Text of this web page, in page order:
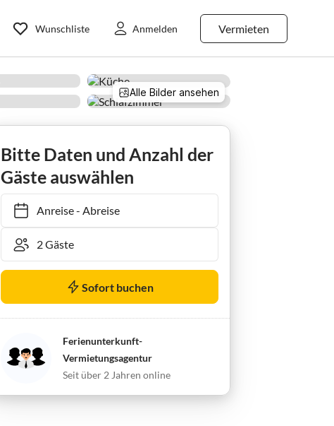
Vermieten
Wunschliste Anmelden
Alle Bilder ansehen
Bitte Daten und Anzahl der
Gäste auswählen
Anreise- Abreise
Sofort buchen
Ferienunterkunft-
Vermietungsagentur
Seit über 2 Jahren online